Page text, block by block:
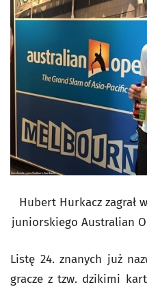
Hubert Hurkacz zagrał
juniorskiego Australian
Listę 24. znanych już
gracze z tzw. dzikimi